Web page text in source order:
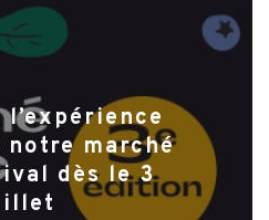
marché
dès le 3